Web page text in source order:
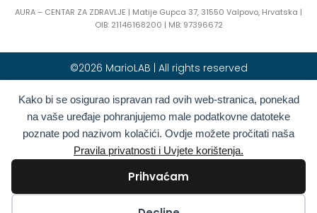
Kako bi se osigurao ispravan rad ovih web-stranica, ponekad
na vaše uređaje pohranjujemo male podatkovne datoteke
poznate pod nazivom kolačići. Ovdje možete pročitati naša
Pravila privatnosti i Uvjete korištenja.
Prihvaćam
AURA – CENTAR ZA ZDRAVLJE | Matije Gupca 37, 31550 Valpovo, Hrvatska |
OIB: 21146168200 | MB: 97396672
©2026 MarioLAB | All rights reserved
Hrvatski English(Engleski)
Deutsch(Njemački) Polski(Poljski)
Română(Rumunjski) Italiano( Talijanski)
Български(Bugarski) Français(Francuski)
Grčki) Slovenčina